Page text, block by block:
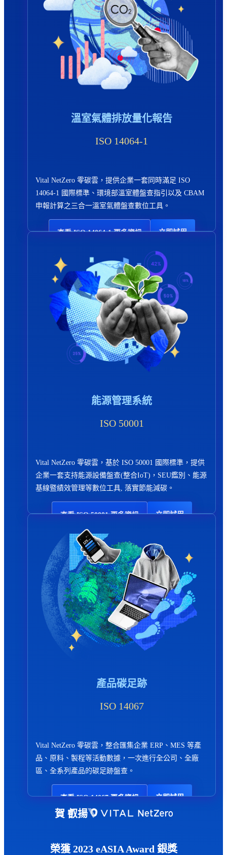
溫室氣體排放量化報告
ISO 14064-1
Vital NetZero 零碳雲，提供企業一套同時滿足 ISO
14064-1 國際標準、環境部溫室體盤查指引以及 CBAM
申報計算之三合一溫室氣體盤查數位工具。
查看 ISO 14064-1 更多資訊 立即試用
能源管理系統
ISO 50001
Vital NetZero 零碳雲，基於 ISO 50001 國際標準，提供
企業一套支持能源設備盤查(整合IoT)，SEU鑑別、能源
基線暨績效管理等數位工具, 落實節能減碳。
查看 ISO 50001 更多資訊 立即試用
產品碳足跡
ISO 14067
Vital NetZero 零碳雲，整合匯集企業 ERP、MES 等產
品、原料、製程等活動數據，一次進行全公司、全廠
區、全系列產品的碳足跡盤查。
查看 ISO 14067 更多資訊 立即試用
賀 叡揚
榮獲 2023 eASIA Award 銀獎